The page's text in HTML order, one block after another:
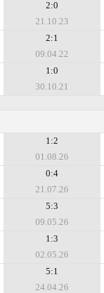
2:0
21.10.23
2:1
09.04.22
1:0
30.10.21
1:2
01.08.26
0:4
21.07.26
5:3
09.05.26
1:3
02.05.26
5:1
24.04.26